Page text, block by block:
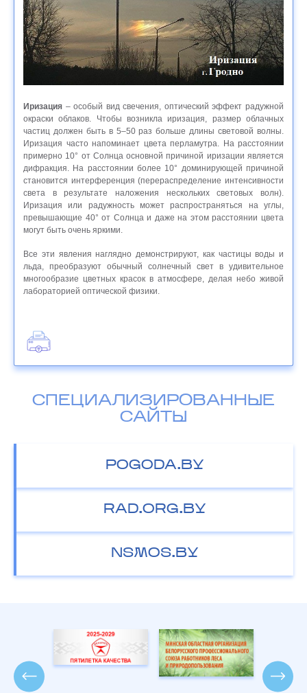
Иризация – особый вид свечения, оптический эффект радужной
окраски облаков. Чтобы возникла иризация, размер облачных
частиц должен быть в 5–50 раз больше длины световой волны.
Иризация часто напоминает цвета перламутра. На расстоянии
примерно 10° от Солнца основной причиной иризации является
дифракция. На расстоянии более 10° доминирующей причиной
становится интерференция (перераспределение интенсивности
света в результате наложения нескольких световых волн).
Иризация или радужность может распространяться на углы,
превышающие 40° от Солнца и даже на этом расстоянии цвета
могут быть очень яркими.
Все эти явления наглядно демонстрируют, как частицы воды и
льда, преобразуют обычный солнечный свет в удивительное
многообразие цветных красок в атмосфере, делая небо живой
лабораторией оптической физики.
СПЕЦИАЛИЗИРОВАННЫЕ
САЙТЫ
POGODA.BY
RAD.ORG.BY
NSMOS.BY